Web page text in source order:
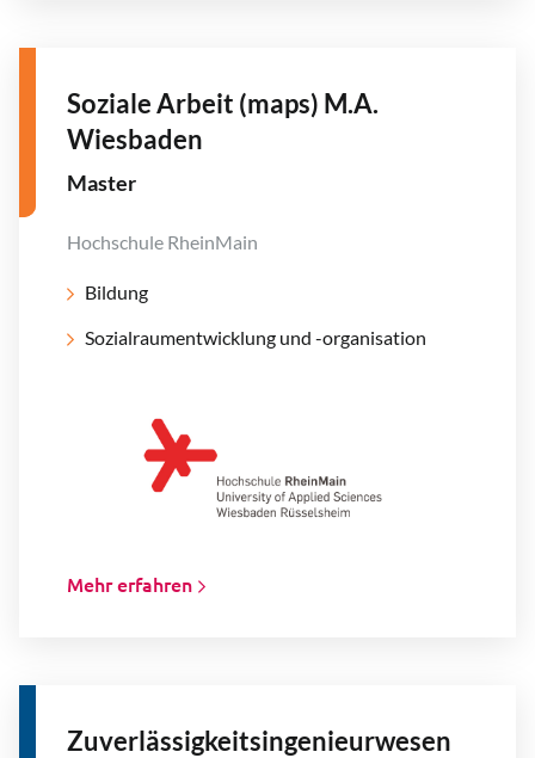
Soziale Arbeit (maps) M.A.
Wiesbaden
Master
Hochschule RheinMain
Bildung
Sozialraumentwicklung und -organisation
Mehr erfahren
Zuverlässigkeitsingenieurwesen